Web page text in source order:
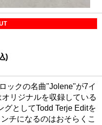
)
ックの名曲"Jolene"が7イ
リジナルを収録している
としてTodd Terje Editを
チになるのはおそらくこ